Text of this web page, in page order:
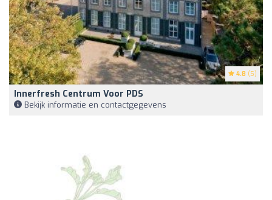
4.8 (5)
Innerfresh Centrum Voor PDS
Bekijk informatie en contactgegevens